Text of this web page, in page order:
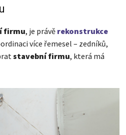
firmu, je právě rekonstrukce
více řemesel – zedníků,
stavební firmu, která má